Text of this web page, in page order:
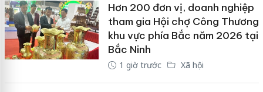
Hơn 200 đơn vị, doanh nghiệp
tham gia Hội chợ Công Thương
khu vực phía Bắc năm 2026 tại
Bắc Ninh
1 giờ trước Xã hội